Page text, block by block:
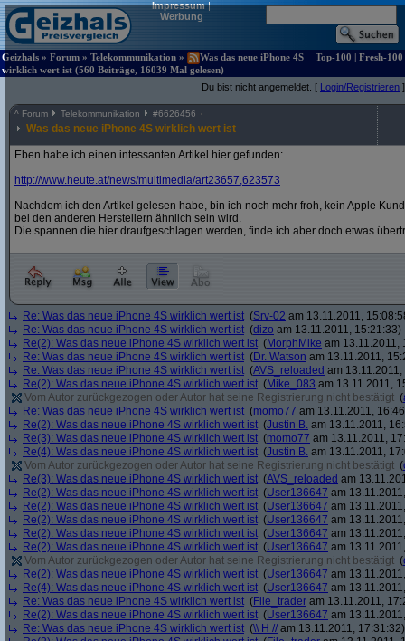
Impressum|
Werbung
Geizhals » Forum » Telekommunikation »
Was das neue iPhone 4S
wirklich wert ist (560 Beiträge, 16039 Mal gelesen)
Top-100 | Fresh-100
Du bist nicht angemeldet. [ Login/Registrieren ]
^ Forum Telekommunikation #6626456
Was das neue iPhone 4S wirklich wert ist
Eben habe ich einen intessanten Artikel hier gefunden:
http://www.heute.at/news/multimedia/art23657,623573
Nachdem ich den Artikel gelesen habe, bin ich noch mehr froh, kein Apple
bei den anderen Herstellern ähnlich sein wird.
Die spannen die hier draufgeschlagen werden, finde ich aber doch etwas
Re: Was das neue iPhone 4S wirklich wert ist (Srv-02 am 13.11.2011,
Re: Was das neue iPhone 4S wirklich wert ist (dizo am 13.11.2011, 15:21:33)
Re(2): Was das neue iPhone 4S wirklich wert ist (MorphMike am 13.11.2011,
Re: Was das neue iPhone 4S wirklich wert ist (Dr. Watson am 13.11.2011,
Re: Was das neue iPhone 4S wirklich wert ist (AVS_reloaded am
Re(2): Was das neue iPhone 4S wirklich wert ist (Mike_083 am 13.11.2011,
Vom Autor zurückgezogen oder Autor hat seine Registrierung nicht bestätigt (
Re: Was das neue iPhone 4S wirklich wert ist (momo77 am 13.11.2011,
Re(2): Was das neue iPhone 4S wirklich wert ist (Justin B. am 13.11.2011,
Re(3): Was das neue iPhone 4S wirklich wert ist (momo77 am 13.11.2011,
Re(4): Was das neue iPhone 4S wirklich wert ist (Justin B. am 13.11.2011,
Vom Autor zurückgezogen oder Autor hat seine Registrierung nicht bestätigt (
Re(3): Was das neue iPhone 4S wirklich wert ist (AVS_reloaded am
Re(2): Was das neue iPhone 4S wirklich wert ist (User136647 am
Re(2): Was das neue iPhone 4S wirklich wert ist (User136647 am
Re(2): Was das neue iPhone 4S wirklich wert ist (User136647 am
Re(2): Was das neue iPhone 4S wirklich wert ist (User136647 am
Re(2): Was das neue iPhone 4S wirklich wert ist (User136647 am
Vom Autor zurückgezogen oder Autor hat seine Registrierung nicht bestätigt (
Re(2): Was das neue iPhone 4S wirklich wert ist (User136647 am
Re(4): Was das neue iPhone 4S wirklich wert ist (User136647 am
Re: Was das neue iPhone 4S wirklich wert ist (File_trader am 13.11.2011,
Re(2): Was das neue iPhone 4S wirklich wert ist (User136647 am
Re: Was das neue iPhone 4S wirklich wert ist (\\ H // am 13.11.2011, 17:31:32)